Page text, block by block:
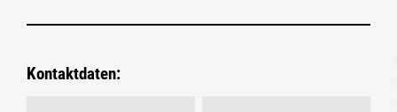
Kontaktdaten: